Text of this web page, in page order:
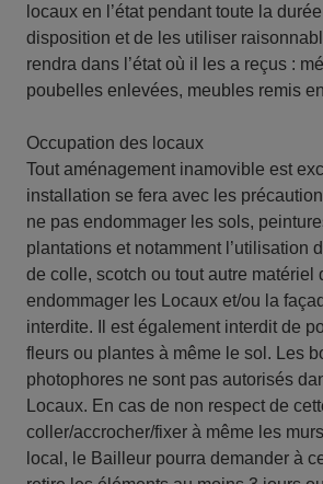
locaux en l’état pendant toute la
disposition et de les utiliser
rendra dans l’état où il les a reçus :
poubelles enlevées, meubles remis
Occupation des locaux
Tout aménagement inamovible est
installation se fera avec les
ne pas endommager les sols,
plantations et notamment l’utilisation
de colle, scotch ou tout autre matériel
endommager les Locaux et/ou la
interdite. Il est également interdit de
fleurs ou plantes à même le sol. Les
photophores ne sont pas autorisés
Locaux. En cas de non respect de
coller/accrocher/fixer à même les
local, le Bailleur pourra demander à